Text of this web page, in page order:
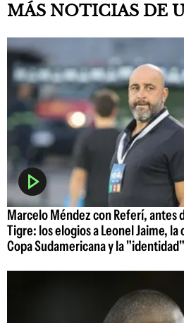
MÁS NOTICIAS DE
Marcelo Méndez con Referí, antes
Tigre: los elogios a Leonel Jaime,
Copa Sudamericana y la